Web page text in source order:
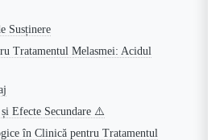
Susținere
Tratamentul Melasmei: Acidul
Efecte Secundare ⚠️
în Clinică pentru Tratamentul